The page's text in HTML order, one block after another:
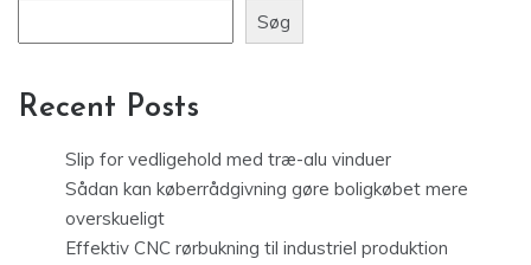
Søg
Recent Posts
Slip for vedligehold med træ-alu vinduer
Sådan kan køberrådgivning gøre boligkøbet mere
overskueligt
Effektiv CNC rørbukning til industriel produktion